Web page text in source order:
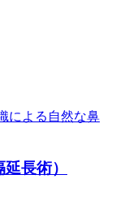
による自然な鼻
長術）